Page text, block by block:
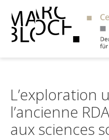
L’exploration
l’ancienne
aux sciences